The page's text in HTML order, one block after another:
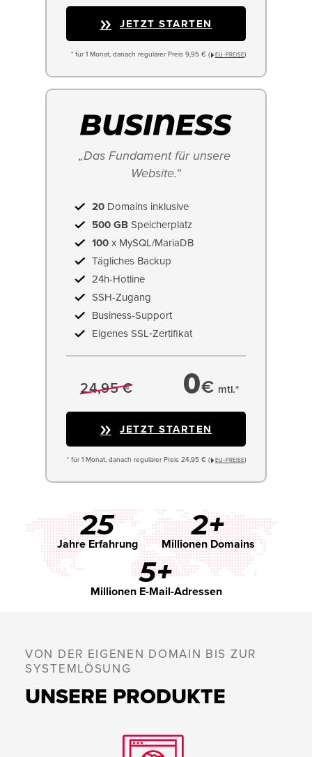
JETZT STARTEN
* für 1 Monat, danach regulärer Preis 9,95 € ( EU−PREISE)
„Das Fundament für unsere
Website.“
20 Domains inklusive
500 GB Speicherplatz
100 x MySQL/MariaDB
Tägliches Backup
24h-Hotline
SSH-Zugang
Business-Support
Eigenes SSL‑Zertifikat
24,95 € 0€ mtl.*
JETZT STARTEN
* für 1 Monat, danach regulärer Preis 24,95 € ( EU−PREISE)
25
Jahre Erfahrung
2+
Millionen Domains
5+
Millionen E-Mail-Adressen
VON DER EIGENEN DOMAIN BIS ZUR
SYSTEMLÖSUNG
UNSERE PRODUKTE